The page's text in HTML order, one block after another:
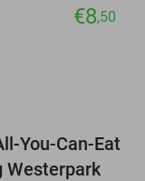
€8,50
48%
You-Can-Eat
Westerpark